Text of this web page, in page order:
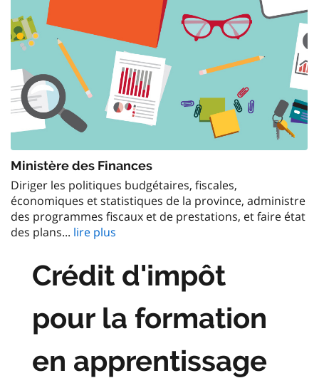
Ministère des Finances
Diriger les politiques budgétaires, fiscales,
économiques et statistiques de la province, administre
des programmes fiscaux et de prestations, et faire état
des plans... lire plus
Crédit d'impôt
pour la formation
en apprentissage